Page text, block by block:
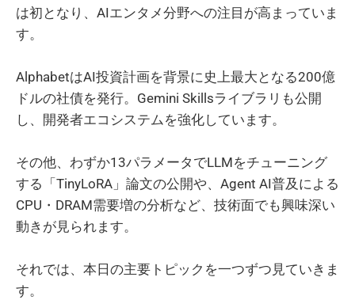
は初となり、AIエンタメ分野への注目が高まっていま
す。
AlphabetはAI投資計画を背景に史上最大となる200億
ドルの社債を発行。Gemini Skillsライブラリも公開
し、開発者エコシステムを強化しています。
その他、わずか13パラメータでLLMをチューニング
する「TinyLoRA」論文の公開や、Agent AI普及による
CPU・DRAM需要増の分析など、技術面でも興味深い
動きが見られます。
それでは、本日の主要トピックを一つずつ見ていきま
す。